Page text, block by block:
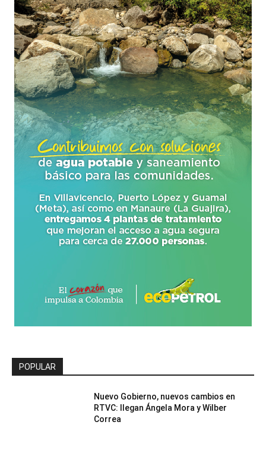
POPULAR
Nuevo Gobierno, nuevos cambios en
RTVC: llegan Ángela Mora y Wilber
Correa